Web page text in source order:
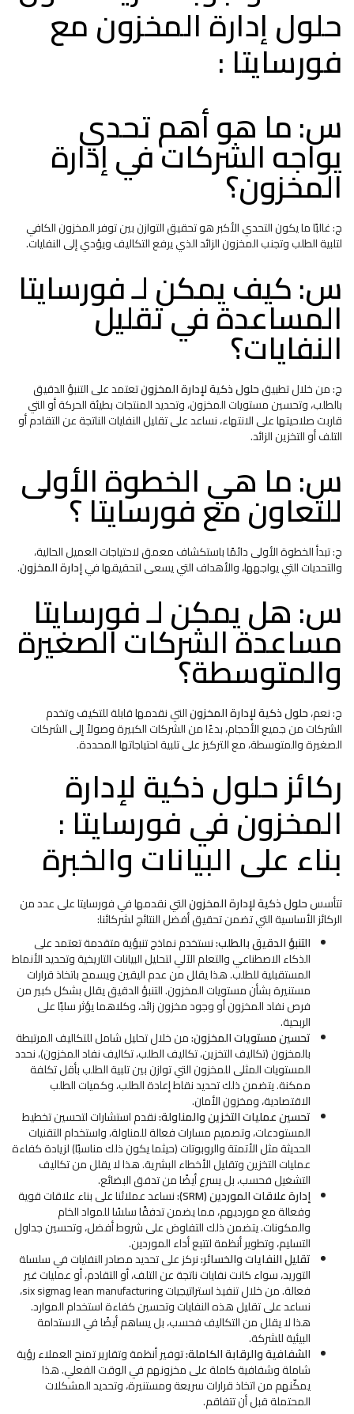
حلول إدارة المخزون مع
فورسايتا :
س: ما هو أهم تحدي
يواجه الشركات في إدارة
المخزون؟
ج: غالبًا ما يكون التحدي الأكبر هو تحقيق التوازن بين توفر المخزون الكافي
لتلبية الطلب وتجنب المخزون الزائد الذي يرفع التكاليف ويؤدي إلى النفايات.
س: كيف يمكن لـ فورسايتا
المساعدة في تقليل
النفايات؟
ج: من خلال تطبيقحلول ذكية لإدارة المخزونتعتمد على التنبؤ الدقيق
بالطلب، وتحسين مستويات المخزون، وتحديد المنتجات بطيئة الحركة أو التي
قاربت صلاحيتها على الانتهاء، نساعد على تقليل النفايات الناتجة عن التقادم أو
التلف أو التخزين الزائد.
س: ما هي الخطوة الأولى
للتعاون مع فورسايتا ؟
ج: تبدأ الخطوة الأولى دائمًا باستكشاف معمق لاحتياجات العميل الحالية،
والتحديات التي يواجهها، والأهداف التي يسعى لتحقيقها فيإدارة المخزون.
س: هل يمكن لـ فورسايتا
مساعدة الشركات الصغيرة
والمتوسطة؟
ج: نعم،حلول ذكية لإدارة المخزونالتي نقدمها قابلة للتكيف وتخدم
الشركات من جميع الأحجام، بدءًا من الشركات الكبيرة وصولاً إلى الشركات
الصغيرة والمتوسطة، مع التركيز على تلبية احتياجاتها المحددة.
ركائز حلول ذكية لإدارة
المخزون في فورسايتا :
بناء على البيانات والخبرة
تتأسسحلول ذكية لإدارة المخزونالتي نقدمها في فورسايتا على عدد من
الركائز الأساسية التي تضمن تحقيق أفضل النتائج لشركائنا:
التنبؤ الدقيق بالطلب:نستخدم نماذج تنبؤية متقدمة تعتمد على
الذكاء الاصطناعي والتعلم الآلي لتحليل البيانات التاريخية وتحديد الأنماط
المستقبلية للطلب. هذا يقلل من عدم اليقين ويسمح باتخاذ قرارات
مستنيرة بشأن مستويات المخزون. التنبؤ الدقيق يقلل بشكل كبير من
فرص نفاد المخزون أو وجود مخزون زائد، وكلاهما يؤثر سلبًا على
الربحية.
تحسين مستويات المخزون:من خلال تحليل شامل للتكاليف المرتبطة
بالمخزون (تكاليف التخزين، تكاليف الطلب، تكاليف نفاد المخزون)، نحدد
المستويات المثلى للمخزون التي توازن بين تلبية الطلب بأقل تكلفة
ممكنة. يتضمن ذلك تحديد نقاط إعادة الطلب، وكميات الطلب
الاقتصادية، ومخزون الأمان.
تحسين عمليات التخزين والمناولة:نقدم استشارات لتحسين تخطيط
المستودعات، وتصميم مسارات فعالة للمناولة، واستخدام التقنيات
الحديثة مثل الأتمتة والروبوتات (حيثما يكون ذلك مناسبًا) لزيادة كفاءة
عمليات التخزين وتقليل الأخطاء البشرية. هذا لا يقلل من تكاليف
التشغيل فحسب، بل يسرع أيضًا من تدفق البضائع.
إدارة علاقات الموردين (SRM): نساعد عملائنا على بناء علاقات قوية
وفعالة مع مورديهم، مما يضمن تدفقًا سلسًا للمواد الخام
والمكونات. يتضمن ذلك التفاوض على شروط أفضل، وتحسين جداول
التسليم، وتطوير أنظمة لتتبع أداء الموردين.
تقليل النفايات والخسائر:نركز على تحديد مصادر النفايات في سلسلة
التوريد، سواء كانت نفايات ناتجة عن التلف، أو التقادم، أو عمليات غير
فعالة. من خلال تنفيذ استراتيجيات lean manufacturing وsix sigma،
نساعد على تقليل هذه النفايات وتحسين كفاءة استخدام الموارد.
هذا لا يقلل من التكاليف فحسب، بل يساهم أيضًا في الاستدامة
البيئية للشركة.
الشفافية والرقابة الكاملة:توفير أنظمة وتقارير تمنح العملاء رؤية
شاملة وشفافية كاملة على مخزونهم في الوقت الفعلي. هذا
يمكّنهم من اتخاذ قرارات سريعة ومستنيرة، وتحديد المشكلات
المحتملة قبل أن تتفاقم.